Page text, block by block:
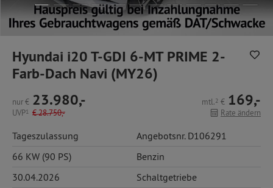
Hyundai i20 T-GDI 6-MT PRIME 2-
Farb-Dach Navi (MY26)
nur€ 23.980,-
UVP1 €28.750,-
mtl.2 € 169,-
Rate ändern
Tageszulassung
Angebotsnr. D106291
66 KW (90 PS)
Benzin
30.04.2026
Schaltgetriebe